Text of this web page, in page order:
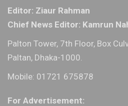
Editor: Ziaur Rahman
Chief News Editor: Kamrun
Palton Tower, 7th Floor, Box
Paltan, Dhaka-1000.
Mobile: 01721 675878
For Advertisement: